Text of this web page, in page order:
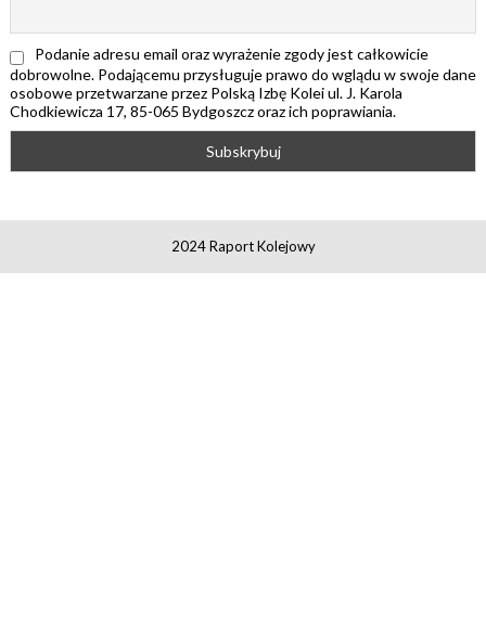
Podanie adresu email oraz wyrażenie zgody jest całkowicie
dobrowolne. Podającemu przysługuje prawo do wglądu w swoje dane
osobowe przetwarzane przez Polską Izbę Kolei ul. J. Karola
Chodkiewicza 17, 85-065 Bydgoszcz oraz ich poprawiania.
2024 Raport Kolejowy